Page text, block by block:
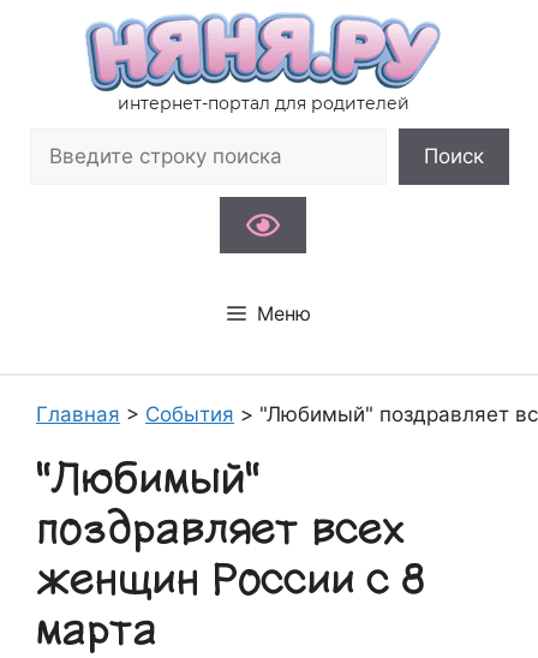
содержимому
интернет-портал для родителей
Поиск
Меню
Главная > События > "Любимый" поздравляет
"Любимый"
поздравляет всех
женщин России с 8
марта